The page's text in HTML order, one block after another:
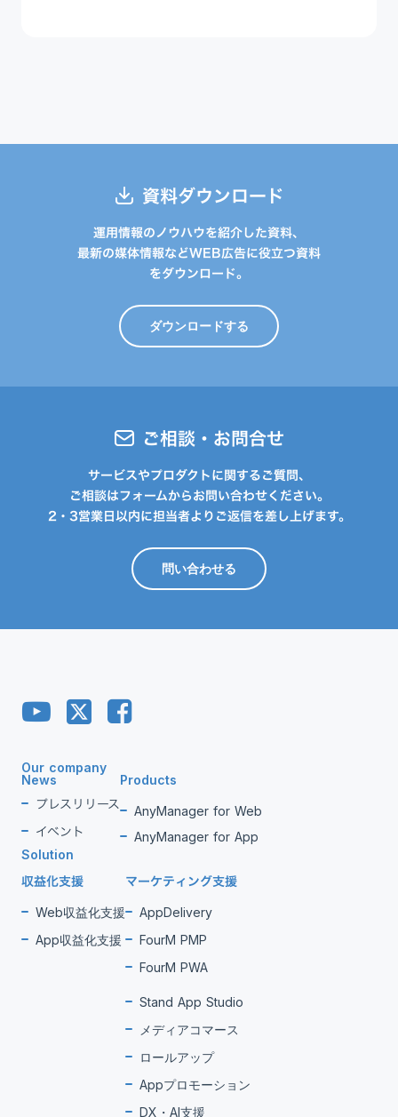
資料ダウンロード
運用情報のノウハウを紹介した資料、
最新の媒体情報などWEB広告に役立つ資料
をダウンロード。
ダウンロードする
ご相談・お問合せ
サービスやプロダクトに関するご質問、
ご相談はフォームからお問い合わせください。
2・3営業日以内に担当者よりご返信を差し上げます。
問い合わせる
Our company
News
プレスリリース
イベント
Products
AnyManager for Web
AnyManager for App
Solution
収益化支援
Web収益化支援
App収益化支援
マーケティング支援
AppDelivery
FourM PMP
FourM PWA
Stand App Studio
メディアコマース
ロールアップ
Appプロモーション
DX・AI支援